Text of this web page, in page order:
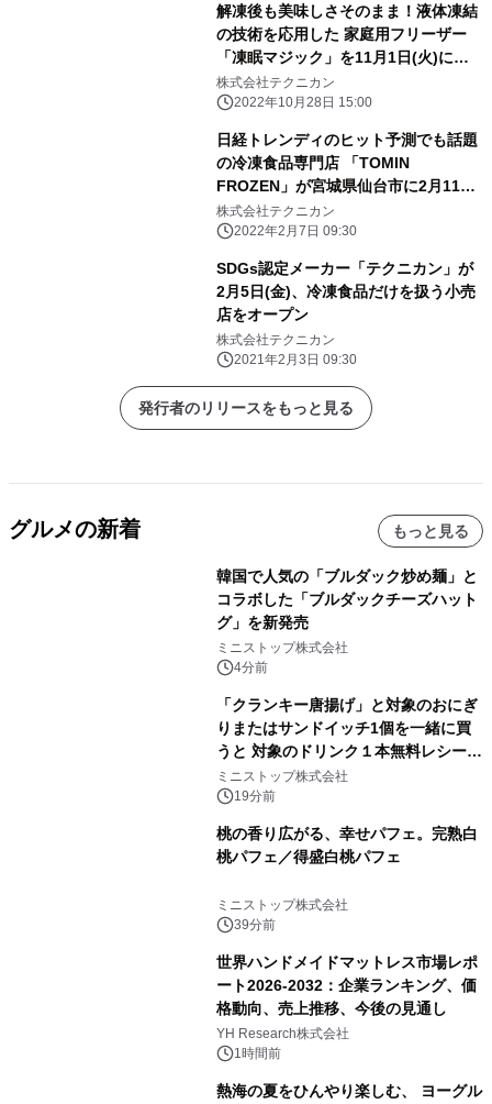
解凍後も美味しさそのまま！液体凍結
の技術を応用した 家庭用フリーザー
「凍眠マジック」を11月1日(火)に販
売開始！
株式会社テクニカン
2022年10月28日 15:00
日経トレンディのヒット予測でも話題
の冷凍食品専門店 「TOMIN
FROZEN」が宮城県仙台市に2月11日
(金)オープン
株式会社テクニカン
2022年2月7日 09:30
SDGs認定メーカー「テクニカン」が
2月5日(金)、冷凍食品だけを扱う小売
店をオープン
株式会社テクニカン
2021年2月3日 09:30
発行者のリリースをもっと見る
グルメの新着 もっと見る
韓国で人気の「ブルダック炒め麺」と
コラボした「ブルダックチーズハット
グ」を新発売
ミニストップ株式会社
4分前
「クランキー唐揚げ」と対象のおにぎ
りまたはサンドイッチ1個を一緒に買
うと 対象のドリンク１本無料レシート
クーポンもらえる！※1
ミニストップ株式会社
19分前
桃の香り広がる、幸せパフェ。完熟白
桃パフェ／得盛白桃パフェ
ミニストップ株式会社
39分前
世界ハンドメイドマットレス市場レポ
ート2026-2032：企業ランキング、価
格動向、売上推移、今後の見通し
YH Research株式会社
1時間前
熱海の夏をひんやり楽しむ、 ヨーグル